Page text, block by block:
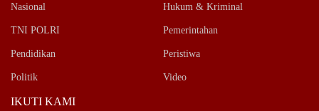
Nasional Hukum & Kriminal
TNI POLRI Pemerintahan
Pendidikan Peristiwa
Politik Video
IKUTI KAMI